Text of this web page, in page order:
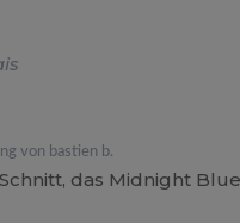
von bastien b.
das Midnight